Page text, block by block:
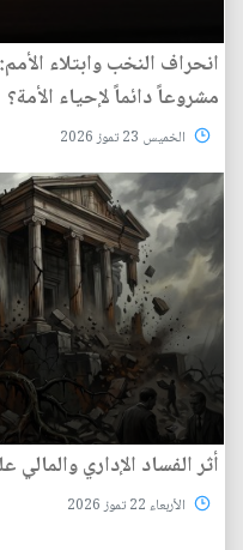
انحراف النخب وابتلاء
مشروعاً دائماً لإحياء الأمة؟
الخميس 23 تموز 2026
أثر الفساد الإداري
الأربعاء 22 تموز 2026